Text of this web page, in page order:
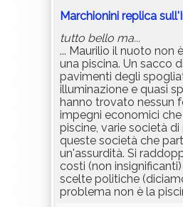
Marchionini replica
tutto bello ma...
... Maurilio il nuoto
una piscina. Un sacco
pavimenti degli
illuminazione e quasi
hanno trovato nessun
impegni economici
piscine, varie società
queste società che
un'assurdità. Si
costi (non
scelte politiche
problema non è la